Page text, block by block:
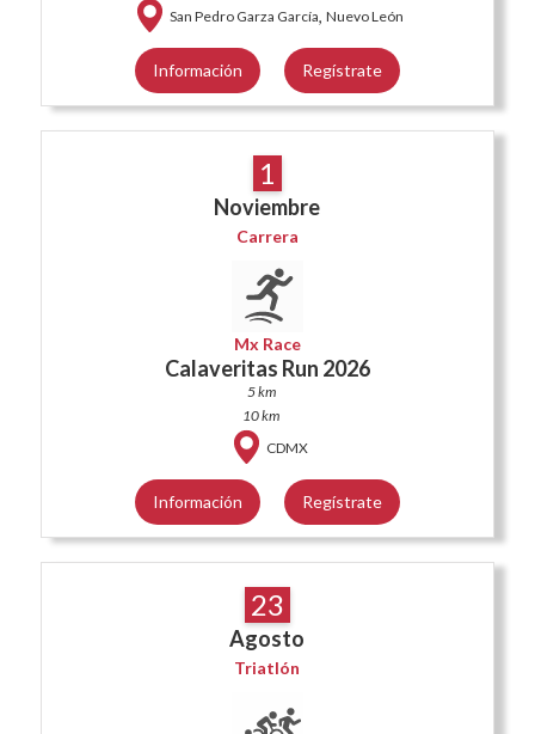
San Pedro Garza García, Nuevo León
Información Regístrate
1
Noviembre
Carrera
Mx Race
Calaveritas Run 2026
5 km
10 km
CDMX
Información Regístrate
23
Agosto
Triatlón